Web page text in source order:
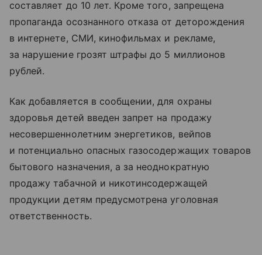
составляет до 10 лет. Кроме того, запрещена
пропаганда осознанного отказа от деторождения
в интернете, СМИ, кинофильмах и рекламе,
за нарушение грозят штрафы до 5 миллионов
рублей.
Как добавляется в сообщении, для охраны
здоровья детей введен запрет на продажу
несовершеннолетним энергетиков, вейпов
и потенциально опасных газосодержащих товаров
бытового назначения, а за неоднократную
продажу табачной и никотинсодержащей
продукции детям предусмотрена уголовная
ответственность.